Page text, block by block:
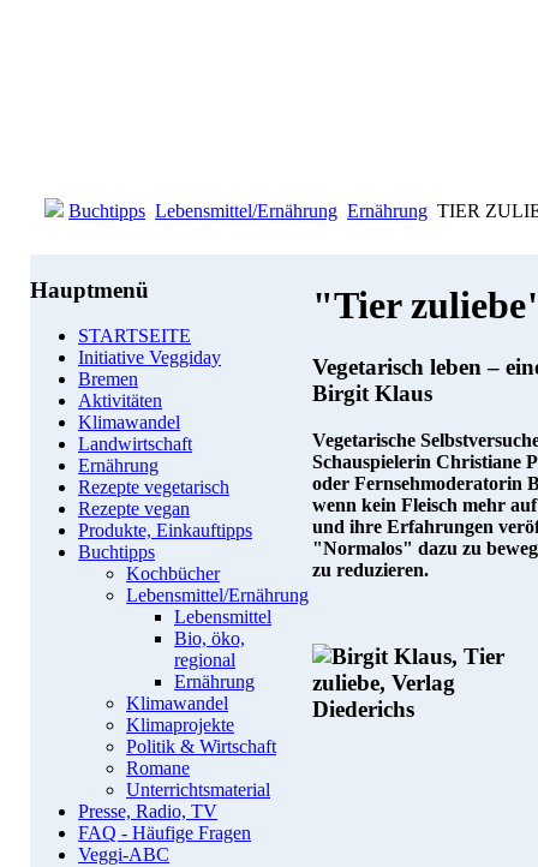
Buchtipps Lebensmittel/Ernährung Ernährung TIER
Hauptmenü
STARTSEITE
Initiative Veggiday
Bremen
Aktivitäten
Klimawandel
Landwirtschaft
Ernährung
Rezepte vegetarisch
Rezepte vegan
Produkte, Einkauftipps
Buchtipps
Kochbücher
Lebensmittel/Ernährung
Lebensmittel
Bio, öko,
regional
Ernährung
Klimawandel
Klimaprojekte
Politik & Wirtschaft
Romane
Unterrichtsmaterial
Presse, Radio, TV
FAQ - Häufige Fragen
Veggi-ABC
"Tier
Vegetarisch leben –
Birgit Klaus
Vegetarische
Schauspielerin Christiane
oder Fernsehmoderatorin
wenn kein Fleisch mehr
und ihre Erfahrungen
"Normalos" dazu zu
zu reduzieren.